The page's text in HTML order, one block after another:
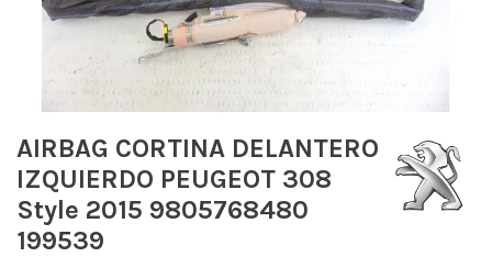
AIRBAG CORTINA DELANTERO
IZQUIERDO PEUGEOT 308
Style 2015 9805768480
199539